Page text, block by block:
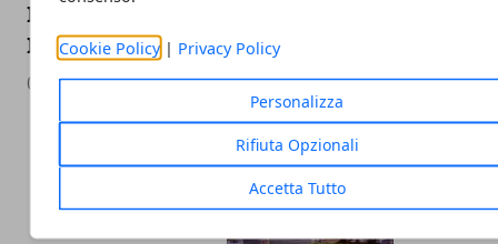
Cookie Policy| Privacy Policy
Personalizza
Rifiuta Opzionali
Accetta Tutto
Il calo demografico e la scomparsa delle
Italia
01/05/2024